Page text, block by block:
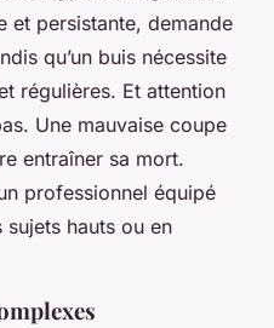
et persistante, demande
qu’un buis nécessite
régulières. Et attention
Une mauvaise coupe
entraîner sa mort.
professionnel équipé
hauts ou en